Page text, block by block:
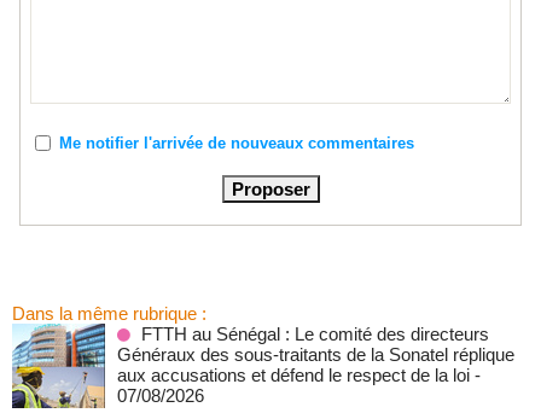
Me notifier l'arrivée de nouveaux commentaires
Dans la même rubrique :
FTTH au Sénégal : Le comité des directeurs
Généraux des sous-traitants de la Sonatel réplique
aux accusations et défend le respect de la loi -
07/08/2026